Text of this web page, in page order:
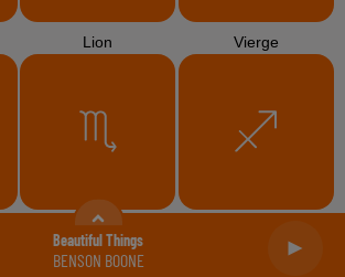
Beautiful Things
BENSON BOONE
Lion Vierge
Scorpion